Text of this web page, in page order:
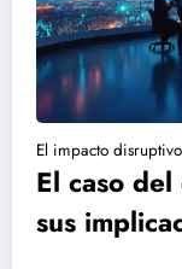
El impacto
El caso
sus